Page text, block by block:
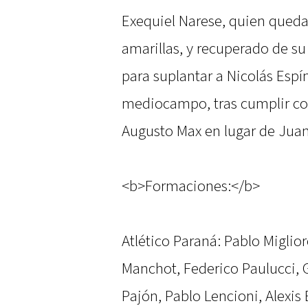
Exequiel Narese, quien
amarillas, y recuperado de
para suplantar a Nicolás
mediocampo, tras cumplir
Augusto Max en lugar de
<b>Formaciones:</b>
Atlético Paraná: Pablo
Manchot, Federico Paulucci,
Pajón, Pablo Lencioni,